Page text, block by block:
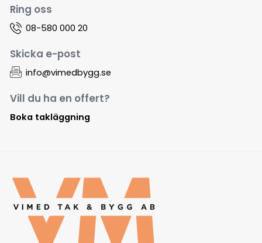
Ring oss
08-580 000 20
Skicka e-post
info@vimedbygg.se
Vill du ha en offert?
Boka takläggning